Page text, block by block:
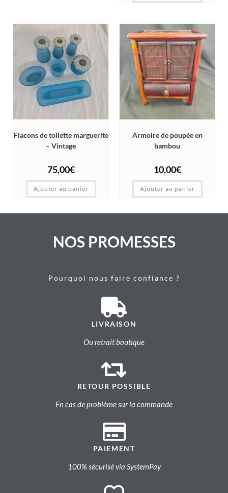
Flacons de toilette marguerite
– Vintage
75,00€
Ajouter au panier
Armoire de poupée en
bambou
10,00€
Ajouter au panier
NOS PROMESSES
Pourquoi nous faire confiance ?
LIVRAISON
Ou retrait boutique
RETOUR POSSIBLE
En cas de problème sur la commande
PAIEMENT
100% sécurisé via SystemPay